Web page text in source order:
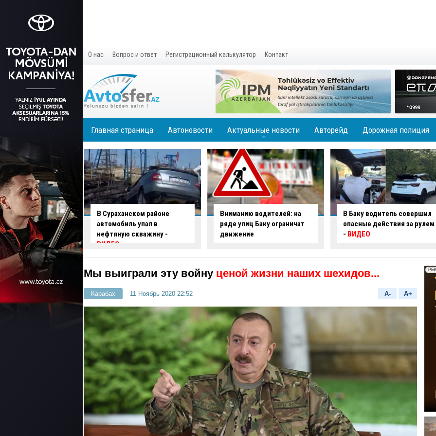
О нас Вопрос и ответ Регистрационный калькулятор Контакт
Главная страница Автоновости Актуальные новости Авторейд Дорожная полиция
В Сураханском районе
автомобиль упал в
нефтяную скважину -
ВИДЕО
Вниманию водителей: на
ряде улиц Баку ограничат
движение
В Баку водитель совершил
опасные действия за рулем
В
произошло
Мы выиграли эту войну ценой жизни наших шехидов...
Карабах 11 Ноябрь 2020 22:52 A- A+